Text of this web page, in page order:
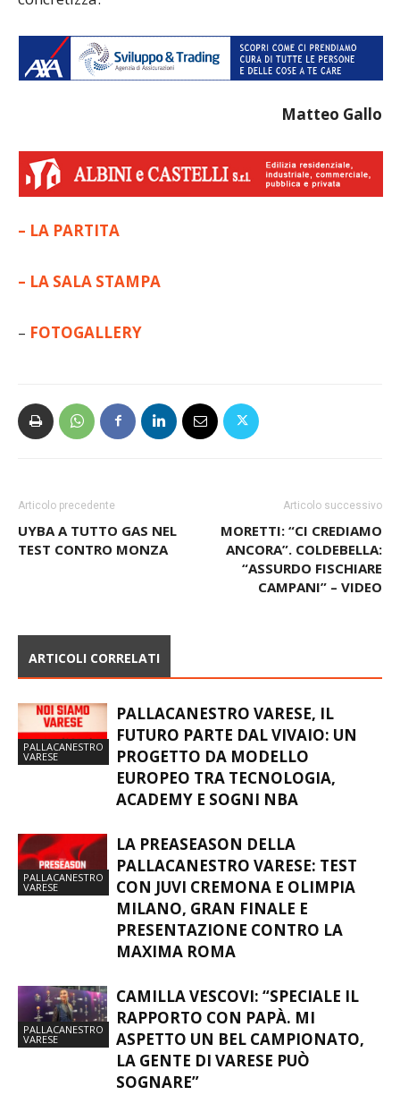
Matteo Gallo
– LA PARTITA
– LA SALA STAMPA
– FOTOGALLERY
Articolo precedente
UYBA A TUTTO GAS NEL
TEST CONTRO MONZA
Articolo successivo
MORETTI: “CI CREDIAMO
ANCORA”. COLDEBELLA:
“ASSURDO FISCHIARE
CAMPANI” – VIDEO
ARTICOLI CORRELATI
PALLACANESTRO
VARESE
PALLACANESTRO VARESE, IL
FUTURO PARTE DAL VIVAIO: UN
PROGETTO DA MODELLO
EUROPEO TRA TECNOLOGIA,
ACADEMY E SOGNI NBA
PALLACANESTRO
VARESE
LA PREASEASON DELLA
PALLACANESTRO VARESE: TEST
CON JUVI CREMONA E OLIMPIA
MILANO, GRAN FINALE E
PRESENTAZIONE CONTRO LA
MAXIMA ROMA
PALLACANESTRO
VARESE
CAMILLA VESCOVI: “SPECIALE IL
RAPPORTO CON PAPÀ. MI
ASPETTO UN BEL CAMPIONATO,
LA GENTE DI VARESE PUÒ
SOGNARE”